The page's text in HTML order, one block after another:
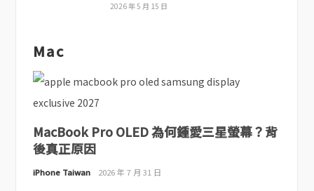
2026 年 5 月 15 日
Mac
MacBook Pro OLED 為何鍾愛三星螢幕？背
後真正原因
iPhone Taiwan 2026 年 7 月 31 日